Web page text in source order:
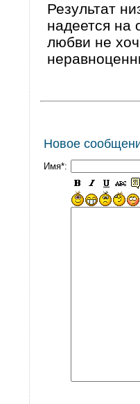
Результат
надеется на
любви не
Новое
Имя*: